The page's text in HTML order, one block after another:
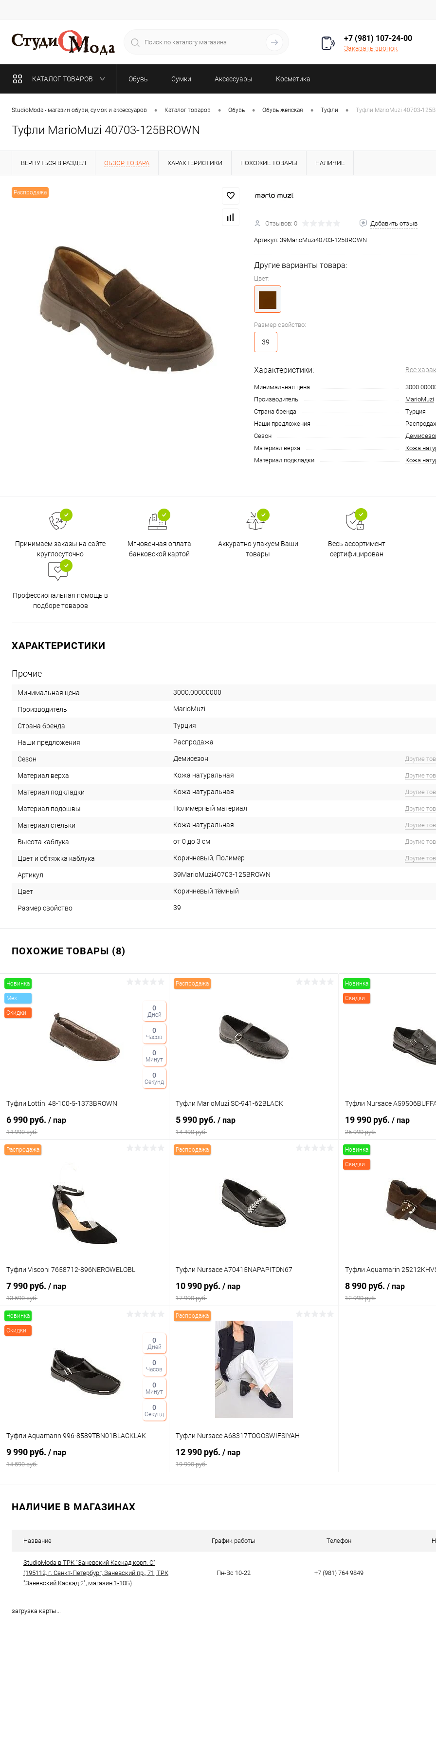
+7 (981) 107-24-00
Заказать звонок
КАТАЛОГ ТОВАРОВ Обувь Сумки Аксессуары Косметика
StudioModa - магазин обуви, сумок и аксессуаров • Каталог товаров • Обувь • Обувь женская • Туфли • Туфли MarioMuzi 40703-
Туфли MarioMuzi 40703-125BROWN
ВЕРНУТЬСЯ В РАЗДЕЛ ОБЗОР ТОВАРА ХАРАКТЕРИСТИКИ ПОХОЖИЕ ТОВАРЫ НАЛИЧИЕ
Распродажа
Отзывов: 0 Добавить отзыв
Артикул: 39MarioMuzi40703-125BROWN
Другие варианты товара:
Цвет:
Размер свойство:
39
Характеристики: Все
Минимальная цена
Производитель
MarioMuzi
Страна бренда
Турция
Наши предложения
Сезон
Материал верха
Кожа
Материал подкладки
Кожа
Принимаем заказы на сайте
круглосуточно
Мгновенная оплата
банковской картой
Аккуратно упакуем Ваши
товары
Весь ассортимент
сертифицирован
Профессиональная помощь в
подборе товаров
ХАРАКТЕРИСТИКИ
Прочие
Минимальная цена 3000.00000000
Производитель MarioMuzi
Страна бренда Турция
Наши предложения Распродажа
Сезон Демисезон Другие
Материал верха Кожа натуральная Другие
Материал подкладки Кожа натуральная Другие
Материал подошвы Полимерный материал Другие
Материал стельки Кожа натуральная Другие
Высота каблука от 0 до 3 см Другие
Цвет и обтяжка каблука Коричневый, Полимер Другие
Артикул 39MarioMuzi40703-125BROWN
Цвет Коричневый тёмный
Размер свойство 39
ПОХОЖИЕ ТОВАРЫ (8)
Новинка
Mex
Скидки
0
Дней
0
Часов
0
Минут
0
Секунд
Туфли Lottini 48-100-5-1373BROWN
6 990 руб. / пар
14 990 руб.
Купить в 1 клик
Распродажа
Туфли MarioMuzi SC-941-62BLACK
5 990 руб. / пар
14 490 руб.
Купить в 1 клик
Новинка
Скидки
Туфли Nursace
19 990 руб. / пар
25 990 руб.
Купить в 1 клик
В избранное
Распродажа
Туфли Visconi 7658712-896NEROWELOBL
7 990 руб. / пар
13 590 руб.
Купить в 1 клик
В избранное
Распродажа
Туфли Nursace A70415NAPAPITON67
10 990 руб. / пар
17 990 руб.
В корзину
Купить в 1 клик
В избранное В наличии
Новинка
Скидки
Туфли Aquamarin
8 990 руб. / пар
12 990 руб.
Новинка
Скидки
0
Дней
0
Часов
0
Минут
0
Секунд
Туфли Aquamarin 996-8589TBN01BLACKLAK
9 990 руб. / пар
14 590 руб.
36 37
Распродажа
Туфли Nursace A68317TOGOSWIFSIYAH
12 990 руб. / пар
19 990 руб.
НАЛИЧИЕ В МАГАЗИНАХ
Название График работы Телефон
StudioModa в ТРК "Заневский Каскад корп. С"
(195112, г. Санкт-Петербург, Заневский пр., 71, ТРК
"Заневский Каскад 2", магазин 1-10Б)
Пн-Вс 10-22 +7 (981) 764 9849
загрузка карты...